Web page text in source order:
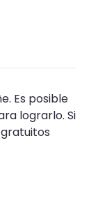
Es posible
lograrlo. Si